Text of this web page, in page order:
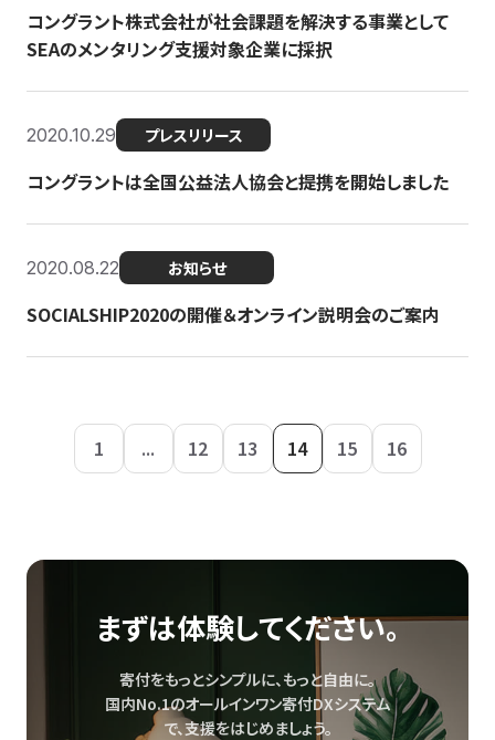
コングラント株式会社が社会課題を解決する事業として
SEAのメンタリング支援対象企業に採択
2020.10.29 プレスリリース
コングラントは全国公益法人協会と提携を開始しました
2020.08.22 お知らせ
SOCIALSHIP2020の開催＆オンライン説明会のご案内
1 ... 12 13 14 15 16
まずは体験してください。
寄付をもっとシンプルに、もっと自由に。
国内No.1のオールインワン寄付DXシステム
で、支援をはじめましょう。